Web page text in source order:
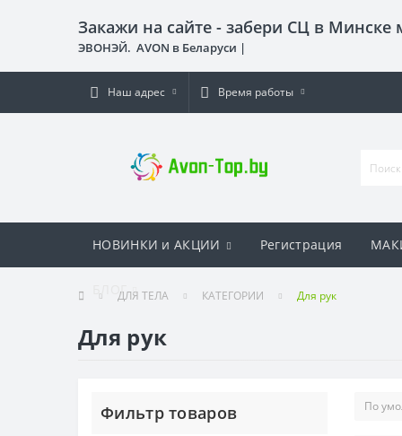
Закажи на сайте - забери СЦ в Минске
ЭВОНЭЙ. AVON в Беларуси |
Наш адрес Время работы
НОВИНКИ и АКЦИИ Регистрация
БЛОГДЛЯ ТЕЛА КАТЕГОРИИ Для рук
Для рук
Фильтр товаров